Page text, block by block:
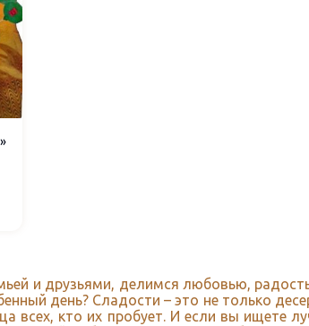
и друзьями, делимся любовью,
день? Сладости – это не только
всех, кто их пробует. И если вы ищете